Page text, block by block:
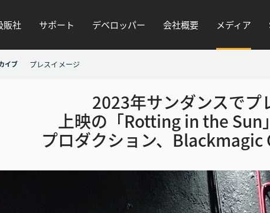
販社 サポート デベロッパー 会社概要 メディア
イブ プレスイメージ
2023年サンダンスでプ
上映の「Rotting in the Sun
プロダクション、Blackmagic